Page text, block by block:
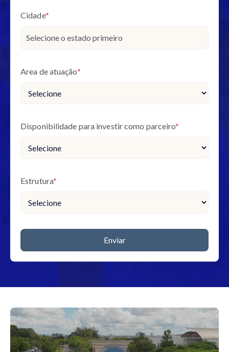
Cidade*
Area de atuação*
Disponibilidade para investir como parceiro*
Estrutura*